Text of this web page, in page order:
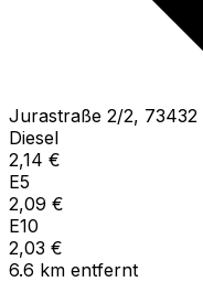
Jurastraße 2/2, 73432
Diesel
2,14 €
E5
2,09 €
E10
2,03 €
6.6 km entfernt